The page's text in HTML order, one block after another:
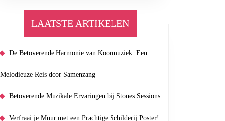
LAATSTE ARTIKELEN
De Betoverende Harmonie van Koormuziek: Een
Melodieuze Reis door Samenzang
Betoverende Muzikale Ervaringen bij Stones Sessions
Verfraai je Muur met een Prachtige Schilderij Poster!